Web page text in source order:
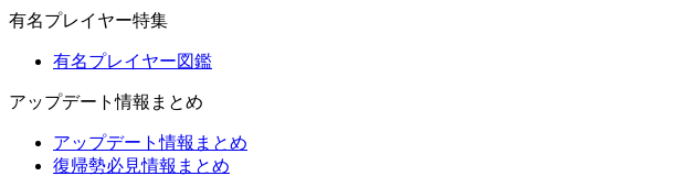
有名プレイヤー特集
有名プレイヤー図鑑
アップデート情報まとめ
アップデート情報まとめ
復帰勢必見情報まとめ